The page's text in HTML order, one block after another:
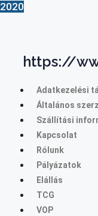
2020
https://
Adatkezelési
Általános
Szállítási
Kapcsolat
Rólunk
Pályázatok
Elállás
TCG
VOP